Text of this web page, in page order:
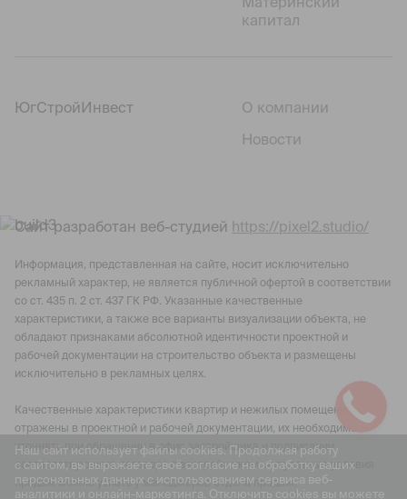
Наш сайт использует файлы cookies. Продолжая работу
с сайтом, вы выражаете своё согласие на обработку ваших
персональных данных с использованием сервиса веб-
аналитики и онлайн-маркетинга. Отключить cookies вы можете
капитал
ЮгСтройИнвест
О компании
Новости
Сайт разработан веб-студией https://pixel2.studio/
Информация, представленная на сайте, носит исключительно
рекламный характер, не является публичной офертой в соответствии
со ст. 435 п. 2 ст. 437 ГК РФ. Указанные качественные
характеристики, а также все варианты визуализации объекта, не
обладают признаками абсолютной идентичности проектной и
рабочей документации на строительство объекта и размещены
исключительно в рекламных целях.
Качественные характеристики квартир и нежилых помещений
отражены в проектной и рабочей документации, их необходимо
уточнять при обращении в офис застройщика и подписании
соответствующего договора с застройщиком. Актуальные условия
продаж можно узнать у менеджеров отдела продаж.